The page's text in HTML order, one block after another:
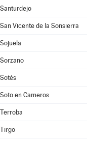
Santurdejo
San Vicente de la Sonsierra
Sojuela
Sorzano
Sotés
Soto en Cameros
Terroba
Tirgo